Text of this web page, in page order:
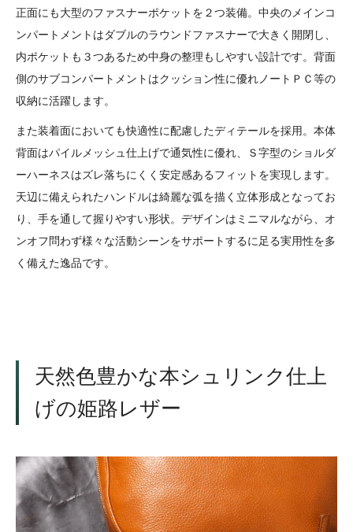
正面にも大型のファスナーポケットを２つ装備。中央のメインコ
ンパートメントはダブルのラウンドファスナーで大きく開閉し、
内ポケットも３つあるため中身の整理もしやすい設計です。背面
側のサブコンパートメントはクッション性に優れノートＰＣ等の
収納に活躍します。
また装着面においても快適性に配慮したディテールを採用。本体
背面はパイルメッシュ仕上げで通気性に優れ、Ｓ字型のショルダ
ーハーネスはズレ落ちにくく安定感あるフィットを実現します。
天辺に備えられたハンドルは綺麗な弧を描く立体形成となってお
り、手を通して握りやすい形状。デザインはミニマルながら、オ
ンオフ問わず様々な活動シーンをサポートするに足る実用性を多
く備えた逸品です。
天然色豊かな本シュリンク仕上
げの姫路レザー